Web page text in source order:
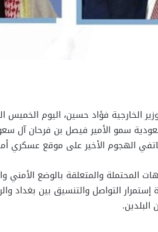
سمو الأمير فيصل بن فرحان آل
الهجوم الأخير على موقع عسكري
المحتملة والمتعلقة بالوضع
إستمرار التواصل والتنسيق بين بغداد